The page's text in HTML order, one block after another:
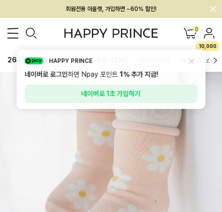
회원전용 아울렛, 가입하면 ~60% 할인!
멤버십 최대 28,000원 혜택 0
10,000
26SS 신상 BEST BABY[6~12M] 하의/레깅스
HAPPY PRINCE
네이버로 로그인하면 Npay 포인트1%추가 지급!
네이버로 1초 가입하기